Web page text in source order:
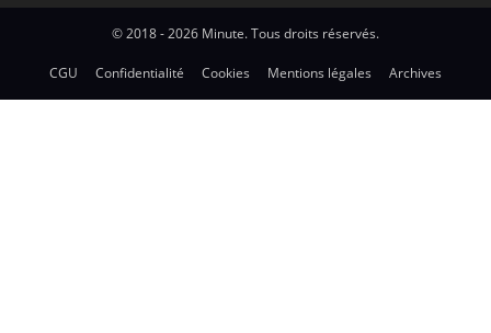
© 2018 - 2026 Minute. Tous droits réservés.
CGU Confidentialité Cookies Mentions légales Archives